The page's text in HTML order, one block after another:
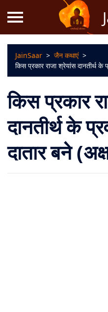
स्तोत्र
धर्म
ज्ञान
जैन
कथाएं
जैन
JainSaar > जैन कथाएं>
किस प्रकार राजा श्रेयांस दानतीर्थ के
किस प्रकार
दानतीर्थ के
दातार बने